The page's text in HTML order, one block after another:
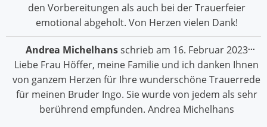
den Vorbereitungen als auch bei der Trauerfeier
emotional abgeholt. Von Herzen vielen Dank!
Andrea Michelhansschrieb am 16. Februar 2023
Liebe Frau Höffer, meine Familie und ich danken Ihnen
von ganzem Herzen für Ihre wunderschöne Trauerrede
für meinen Bruder Ingo. Sie wurde von jedem als sehr
berührend empfunden. Andrea Michelhans
...